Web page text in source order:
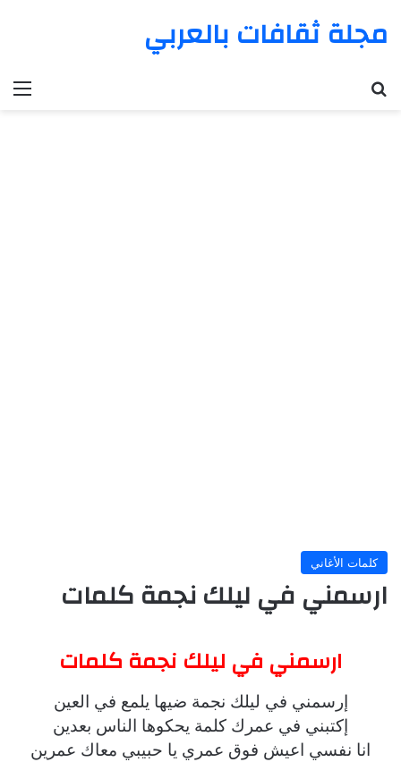
مجلة ثقافات بالعربي
كلمات الأغاني
ارسمني في ليلك نجمة كلمات
ارسمني في ليلك نجمة كلمات
إرسمني في ليلك نجمة ضيها يلمع في العين
إكتبني في عمرك كلمة يحكوها الناس بعدين
انا نفسي اعيش فوق عمري يا حبيبي معاك عمرين